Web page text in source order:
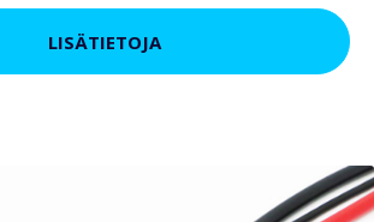
LISÄTIETOJA